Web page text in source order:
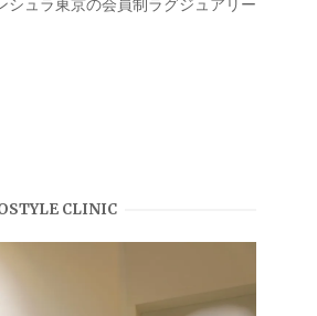
シュラ東京の会員制ラグジュアリー
CLINIC